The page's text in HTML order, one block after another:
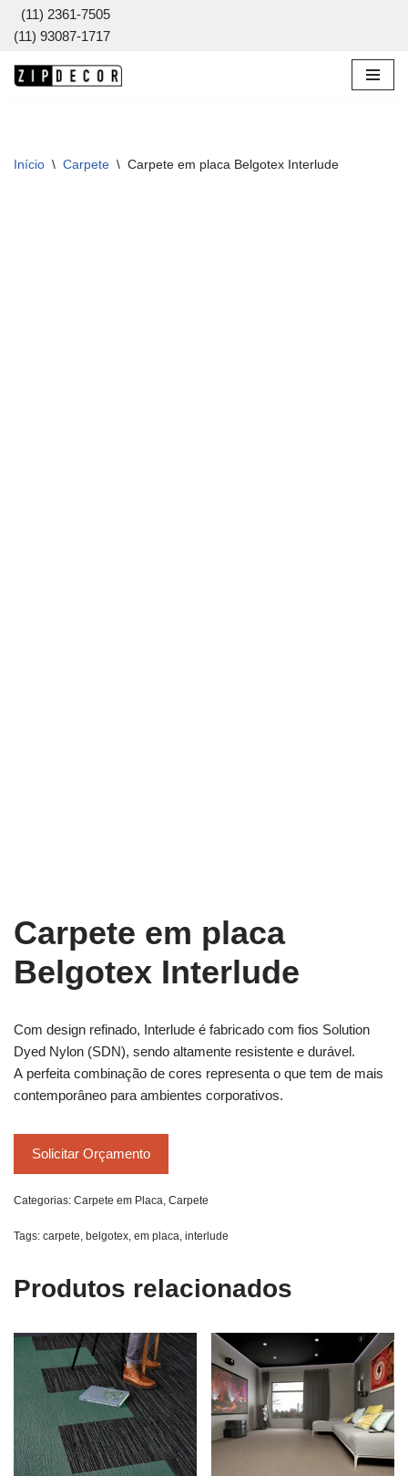
Pular
para
(11) 2361-7505
(11) 93087-1717
Início \ Carpete \ Carpete em placa Belgotex Interlude
Carpete em placa
Belgotex Interlude
Com design refinado, Interlude é fabricado com fios Solution
Dyed Nylon (SDN), sendo altamente resistente e durável.
A perfeita combinação de cores representa o que tem de mais
contemporâneo para ambientes corporativos.
Solicitar Orçamento
Categorias: Carpete em Placa Carpete
Tags: carpete belgotex em placa interlude
Produtos relacionados